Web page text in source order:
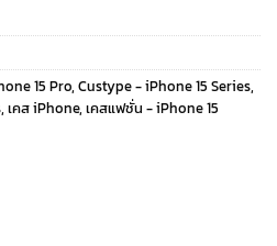
15 Pro, Custype - iPhone 15 Series,
, เคส iPhone, เคสแฟชั่น - iPhone 15
Wrist Stand - เคส iPhone 15 Pro - สี